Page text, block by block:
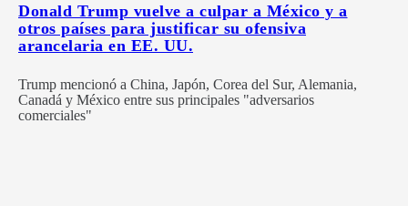
Donald Trump vuelve a culpar a México y a
otros países para justificar su ofensiva
arancelaria en EE. UU.
Trump mencionó a China, Japón, Corea del Sur, Alemania,
Canadá y México entre sus principales "adversarios
comerciales"